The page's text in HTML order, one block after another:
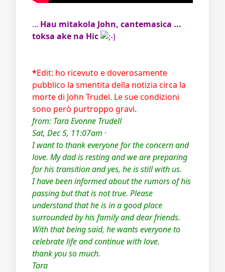
... Hau mitakola John, cantemasica ...
toksa ake na Hic
*Edit: ho ricevuto e doverosamente
pubblico la smentita della notizia circa la
morte di John Trudel. Le sue condizioni
sono però purtroppo gravi.
from: Tara Evonne Trudell
Sat, Dec 5, 11:07am ·
I want to thank everyone for the concern and
love. My dad is resting and we are preparing
for his transition and yes, he is still with us.
I have been informed about the rumors of his
passing but that is not true. Please
understand that he is in a good place
surrounded by his family and dear friends.
With that being said, he wants everyone to
celebrate life and continue with love.
thank you so much.
Tara